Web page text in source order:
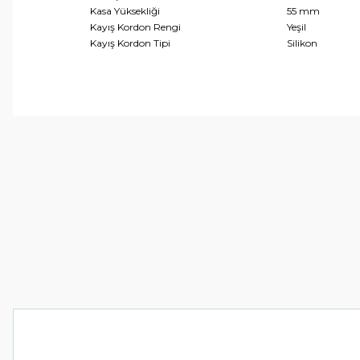
Kasa Yüksekliği
55 mm
Kayış Kordon Rengi
Yeşil
Kayış Kordon Tipi
Silikon